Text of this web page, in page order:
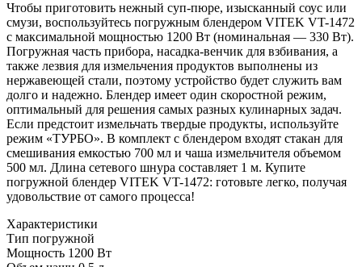
Чтобы приготовить нежный суп-пюре, изысканный соус или
смузи, воспользуйтесь погружным блендером VITEK VT-1472
с максимальной мощностью 1200 Вт (номинальная — 330 Вт).
Погружная часть прибора, насадка-венчик для взбивания, а
также лезвия для измельчения продуктов выполнены из
нержавеющей стали, поэтому устройство будет служить вам
долго и надежно. Блендер имеет один скоростной режим,
оптимальный для решения самых разных кулинарных задач.
Если предстоит измельчать твердые продукты, используйте
режим «ТУРБО». В комплект с блендером входят стакан для
смешивания емкостью 700 мл и чаша измельчителя объемом
500 мл. Длина сетевого шнура составляет 1 м. Купите
погружной блендер VITEK VT-1472: готовьте легко, получая
удовольствие от самого процесса!
Характеристики
Тип погружной
Мощность 1200 Вт